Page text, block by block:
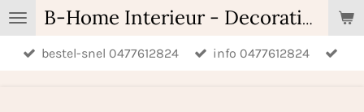
Ga
direct
naar
B-Home Interieur - Decoratie & Geschenken - Geurartikelen
bestel-snel 0477612824 info 0477612824